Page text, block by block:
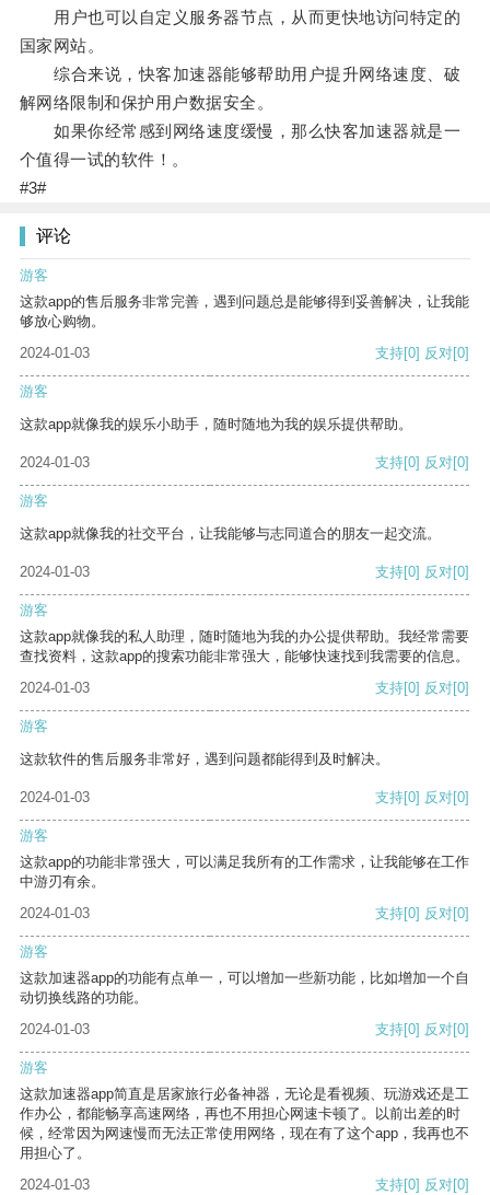
用户也可以自定义服务器节点，从而更快地访问特定的
国家网站。
综合来说，快客加速器能够帮助用户提升网络速度、破
解网络限制和保护用户数据安全。
如果你经常感到网络速度缓慢，那么快客加速器就是一
个值得一试的软件！。
#3#
评论
游客
这款app的售后服务非常完善，遇到问题总是能够得到妥善解决，让我能
够放心购物。
2024-01-03
支持[0] 反对[0]
游客
这款app就像我的娱乐小助手，随时随地为我的娱乐提供帮助。
2024-01-03 支持[0] 反对[0]
游客
这款app就像我的社交平台，让我能够与志同道合的朋友一起交流。
2024-01-03 支持[0] 反对[0]
游客
这款app就像我的私人助理，随时随地为我的办公提供帮助。我经常需要
查找资料，这款app的搜索功能非常强大，能够快速找到我需要的信息。
2024-01-03
支持[0] 反对[0]
游客
这款软件的售后服务非常好，遇到问题都能得到及时解决。
2024-01-03 支持[0] 反对[0]
游客
这款app的功能非常强大，可以满足我所有的工作需求，让我能够在工作
中游刃有余。
2024-01-03
支持[0] 反对[0]
游客
这款加速器app的功能有点单一，可以增加一些新功能，比如增加一个自
动切换线路的功能。
2024-01-03
支持[0] 反对[0]
游客
这款加速器app简直是居家旅行必备神器，无论是看视频、玩游戏还是工
作办公，都能畅享高速网络，再也不用担心网速卡顿了。以前出差的时
候，经常因为网速慢而无法正常使用网络，现在有了这个app，我再也不
用担心了。
2024-01-03
支持[0] 反对[0]